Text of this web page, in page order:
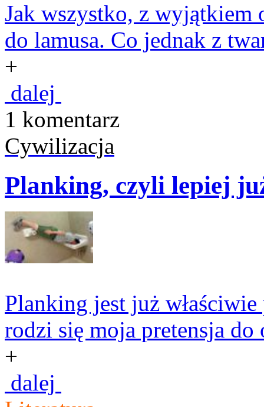
Jak wszystko, z wyjątkiem
do lamusa. Co jednak z
+
dalej
1 komentarz
Cywilizacja
Planking, czyli lepiej
Planking jest już
rodzi się moja pretensja
+
dalej